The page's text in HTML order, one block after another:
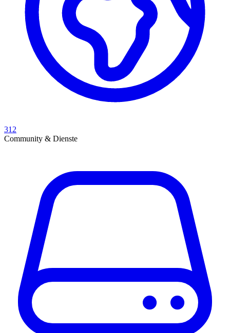
312
Community & Dienste